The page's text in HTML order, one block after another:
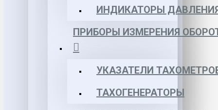
ИНДИКАТОРЫ
ПРИБОРЫ ИЗМЕРЕНИЯ
УКАЗАТЕЛИ
ТАХОГЕНЕРАТОРЫ